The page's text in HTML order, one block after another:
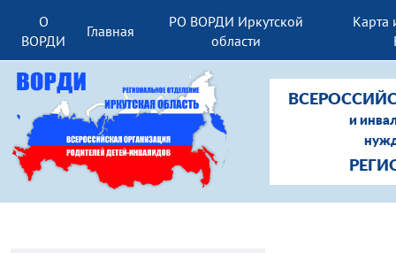
О
ВОРДИ
Главная
РО ВОРДИ Иркутской
области
Карта
и